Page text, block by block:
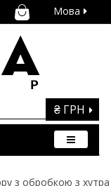
Мова
₴ ГРН
з обробкою з